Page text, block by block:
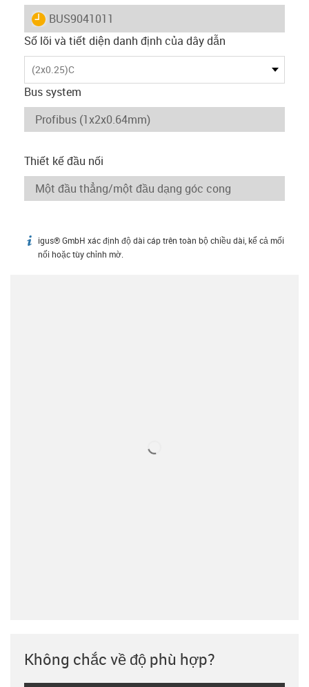
igus-icon-lieferzeit
BUS9041011
Số lõi và tiết diện danh định của dây dẫn
(2x0.25)C
Bus system
Thiết kế đầu nối
igus-icon-info
igus® GmbH xác định độ dài cáp trên toàn bộ chiều dài, kể cả mối
nối hoặc tùy chỉnh mờ.
Không chắc về độ phù hợp?